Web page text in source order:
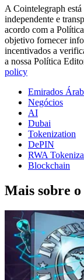
A Cointelegraph
independente e
acordo com a
objetivo fornecer
incentivados a
a nossa Política
policy
Emirados
Negócios
AI
Dubai
Tokenization
DePIN
RWA
Blockchain
Mais sobre o